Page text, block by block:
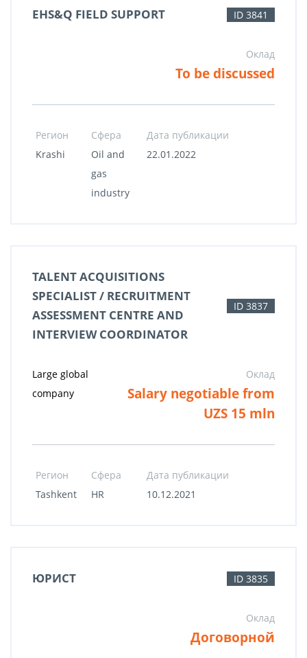
EHS&Q FIELD SUPPORT ID 3841
Оклад
To be discussed
Регион Сфера
Дата публикации
Krashi
Oil and
gas
industry
22.01.2022
TALENT ACQUISITIONS
SPECIALIST / RECRUITMENT
ASSESSMENT CENTRE AND
INTERVIEW COORDINATOR
ID 3837
Large global
company
Оклад
Salary negotiable from
UZS 15 mln
Регион Сфера
Дата публикации
Tashkent
HR 10.12.2021
ЮРИСТ ID 3835
Оклад
Договорной